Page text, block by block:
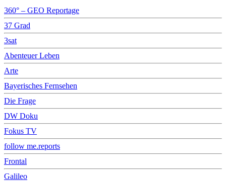
360° – GEO Reportage
37 Grad
3sat
Abenteuer Leben
Arte
Bayerisches Fernsehen
Die Frage
DW Doku
Fokus TV
follow me.reports
Frontal
Galileo